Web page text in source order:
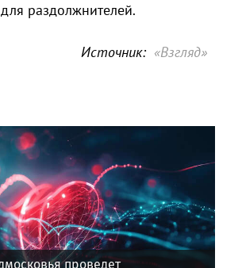
для раздолжнителей.
Источник: «Взгляд»
проведет